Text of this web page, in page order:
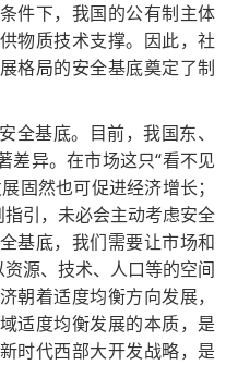
件下，我国的公有制主体
物质技术支撑。因此，社
格局的安全基底奠定了制
基底。目前，我国东、
差异。在市场这只“看不见
固然也可促进经济增长；
引，未必会主动考虑安全
基底，我们需要让市场和
源、技术、人口等的空间
朝着适度均衡方向发展，
适度均衡发展的本质，是
时代西部大开发战略，是